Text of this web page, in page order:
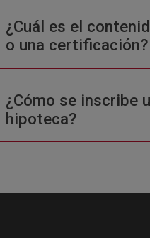
¿Cuál es el
o una certificación?
¿Cómo se inscribe
hipoteca?